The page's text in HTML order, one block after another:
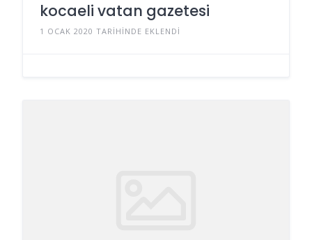
kocaeli vatan gazetesi
1 OCAK 2020 TARIHINDE EKLENDI